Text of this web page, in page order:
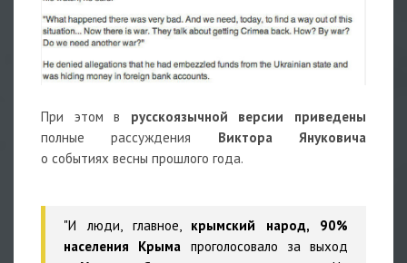
При этом в русскоязычной версии приведены
полные рассуждения Виктора Януковича
о событиях весны прошлого года.
"И люди, главное, крымский народ, 90%
населения Крыма проголосовало за выход